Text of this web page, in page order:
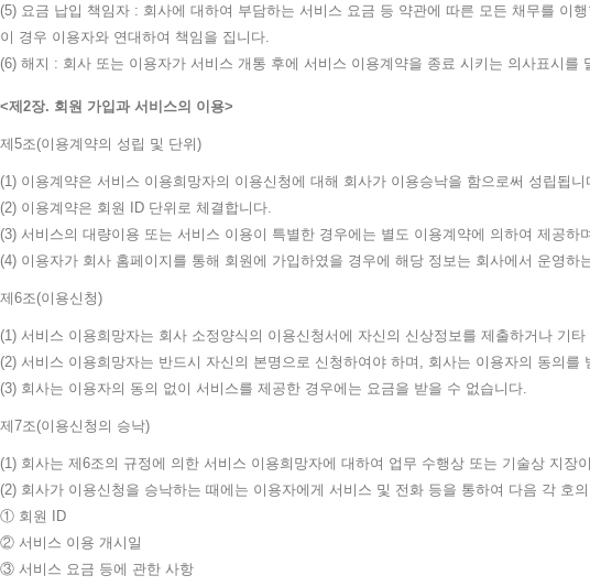
(5) 요금 납입 책임자 : 회사에 대하여 부담하는 서비스 요금 등 약관에 따른 모든 채무를
이 경우 이용자와 연대하여 책임을 집니다.
(6) 해지 : 회사 또는 이용자가 서비스 개통 후에 서비스 이용계약을 종료 시키는 의사표시를
제2장. 회원 가입과 서비스의 이용
제5조(이용계약의 성립 및 단위)
(1) 이용계약은 서비스 이용희망자의 이용신청에 대해 회사가 이용승낙을 함으로써 성립됩니
(2) 이용계약은 회원 ID 단위로 체결합니다.
(3) 서비스의 대량이용 또는 서비스 이용이 특별한 경우에는 별도 이용계약에 의하여 제공
(4) 이용자가 회사 홈페이지를 통해 회원에 가입하였을 경우에 해당 정보는 회사에서 운영
제6조(이용신청)
(1) 서비스 이용희망자는 회사 소정양식의 이용신청서에 자신의 신상정보를 제출하거나 기
(2) 서비스 이용희망자는 반드시 자신의 본명으로 신청하여야 하며, 회사는 이용자의 동의를
(3) 회사는 이용자의 동의 없이 서비스를 제공한 경우에는 요금을 받을 수 없습니다.
제7조(이용신청의 승낙)
(1) 회사는 제6조의 규정에 의한 서비스 이용희망자에 대하여 업무 수행상 또는 기술상 지
(2) 회사가 이용신청을 승낙하는 때에는 이용자에게 서비스 및 전화 등을 통하여 다음 각 호
① 회원 ID
② 서비스 이용 개시일
③ 서비스 요금 등에 관한 사항